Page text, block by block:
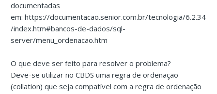
documentadas
em: https://documentacao.senior.com.br/tecnologia/6.2.34
/index.htm#bancos-de-dados/sql-
server/menu_ordenacao.htm
O que deve ser feito para resolver o problema?
Deve-se utilizar no CBDS uma regra de ordenação
(collation) que seja compatível com a regra de ordenação